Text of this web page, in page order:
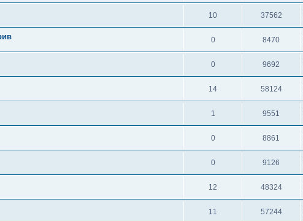
10 37562
0 8470
0 9692
14 58124
1 9551
0 8861
0 9126
12 48324
11 57244